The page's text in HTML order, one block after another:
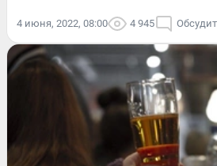
4 июня, 2022, 08:00 4 945